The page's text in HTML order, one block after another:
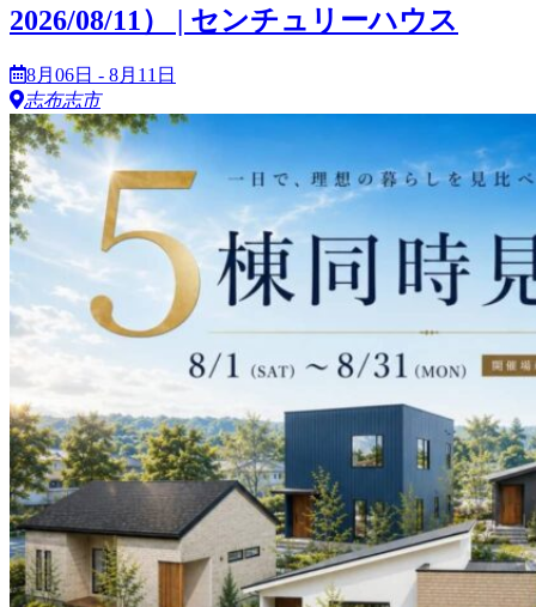
2026/08/11） | センチュリーハウス
8月06日 - 8月11日
志布志市